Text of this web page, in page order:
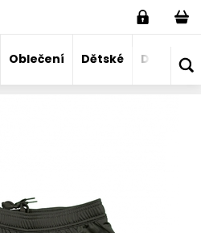
Oblečení Dětské